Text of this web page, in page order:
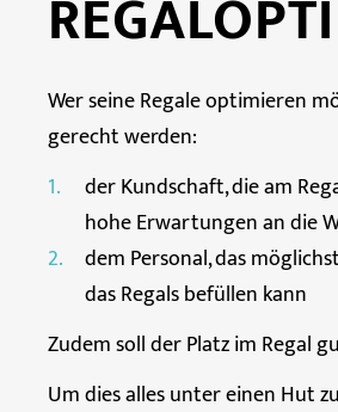
Wer seine Regale optimieren
gerecht werden:
der Kundschaft, die am
hohe Erwartungen an die
dem Personal, das
das Regals befüllen kann
Zudem soll der Platz im Regal
Um dies alles unter einen Hut